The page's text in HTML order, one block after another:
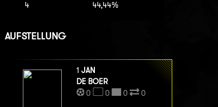
4
44,44%
AUFSTELLUNG
1 JAN
DE BOER
0
0 0 0